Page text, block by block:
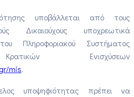
υποβάλλεται από τους
Δικαιούχους υποχρεωτικά
Πληροφοριακού Συστήματος
Ενισχύσεων
mis.
υποψηφιότητας πρέπει να